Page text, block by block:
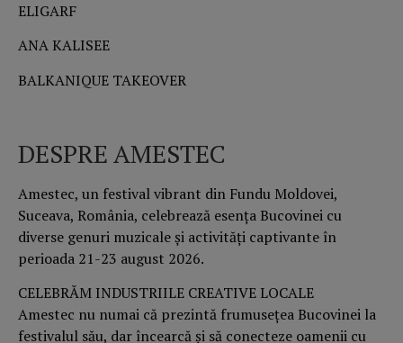
ELIGARF
ANA KALISEE
BALKANIQUE TAKEOVER
DESPRE AMESTEC
Amestec, un festival vibrant din Fundu Moldovei,
Suceava, România, celebrează esența Bucovinei cu
diverse genuri muzicale și activități captivante în
perioada 21-23 august 2026.
CELEBRĂM INDUSTRIILE CREATIVE LOCALE
Amestec nu numai că prezintă frumusețea Bucovinei la
festivalul său, dar încearcă și să conecteze oamenii cu